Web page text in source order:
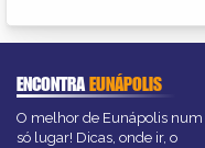
ENCONTRAEUNÁPOLIS
O melhor de Eunápolis num
só lugar! Dicas, onde ir, o